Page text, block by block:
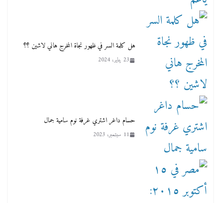
هل كلمة السر في ظهور نجاة المخرج هاني لاشين ؟؟
23 يناير، 2024
حسام داغر اشتري غرفة نوم سامية جمال
11 سبتمبر، 2023